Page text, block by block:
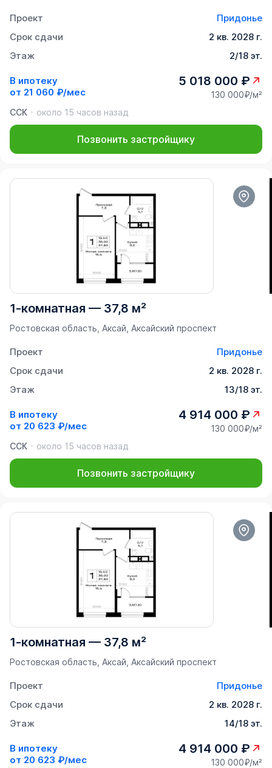
Проект
Придонье
Срок сдачи
2 кв. 2028 г.
Этаж
2/18 эт.
В ипотеку
от 21 060 ₽/мес
5 018 000 ₽
130 000₽/м²
ССК
около 15 часов назад
Позвонить застройщику
1-комнатная — 37,8 м²
Ростовская область, Аксай, Аксайский проспект
Проект
Придонье
Срок сдачи
2 кв. 2028 г.
Этаж
13/18 эт.
В ипотеку
от 20 623 ₽/мес
4 914 000 ₽
130 000₽/м²
ССК
около 15 часов назад
Позвонить застройщику
1-комнатная — 37,8 м²
Ростовская область, Аксай, Аксайский проспект
Проект
Придонье
Срок сдачи
2 кв. 2028 г.
Этаж
14/18 эт.
В ипотеку
от 20 623 ₽/мес
4 914 000 ₽
130 000₽/м²